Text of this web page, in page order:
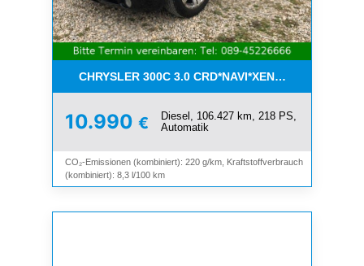
CHRYSLER 300C 3.0
10.990 €
Diesel, 106.427 km, 218 PS,
Automatik
CO₂-Emissionen (kombiniert): 220 g/km, Kraftstoffverbrauch
(kombiniert): 8,3 l/100 km